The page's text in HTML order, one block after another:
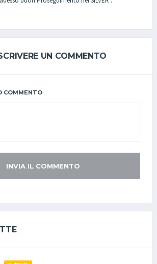
UN COMMENTO
COMMENTO
INVIA IL COMMENTO